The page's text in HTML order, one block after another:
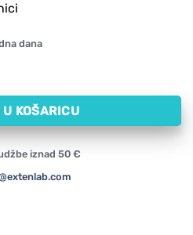
dana
Activlab Pharma (60 kapsula)
KOŠARICU
iznad 50 €